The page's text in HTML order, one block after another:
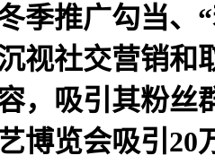
季推广勾当、
视社交营销和
，吸引其粉丝
博览会吸引20